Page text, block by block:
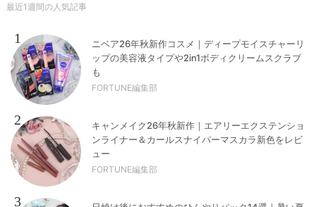
最近1週間の人気記事
1
ニベア26年秋新作コスメ｜ディープモイスチャーリ
ップの美容液タイプや2in1ボディクリームスクラブ
も
FORTUNE編集部
2
キャンメイク26年秋新作｜エアリーエクステンショ
ンライナー＆カールスナイパーマスカラ新色をレビ
ュー
FORTUNE編集部
3